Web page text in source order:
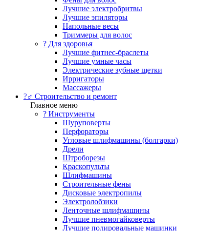
Лучшие электробритвы
Лучшие эпиляторы
Напольные весы
Триммеры для волос
? Для здоровья
Лучшие фитнес-браслеты
Лучшие умные часы
Электрические зубные щетки
Ирригаторы
Массажеры
?‍♂️ Строительство и ремонт
Главное меню
?️ Инструменты
Шуруповерты
Перфораторы
Угловые шлифмашины (болгарки)
Дрели
Штроборезы
Краскопульты
Шлифмашины
Строительные фены
Дисковые электропилы
Электролобзики
Ленточные шлифмашины
Лучшие пневмогайковерты
Лучшие полировальные машинки